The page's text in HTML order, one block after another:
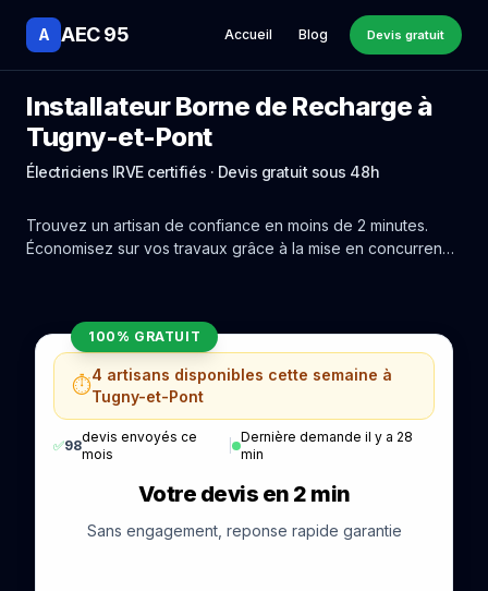
A AEC 95 Accueil Blog Devis gratuit
Installateur Borne de Recharge à
Tugny-et-Pont
Électriciens IRVE certifiés · Devis gratuit sous 48h
Trouvez un artisan de confiance en moins de 2 minutes.
Économisez sur vos travaux grâce à la mise en concurrence
100% GRATUIT
⏱️4 artisans disponibles cette semaine à
Tugny-et-Pont
✅98
devis envoyés ce
mois
|
Dernière demande il y a 28
min
Votre devis en 2 min
Sans engagement, reponse rapide garantie